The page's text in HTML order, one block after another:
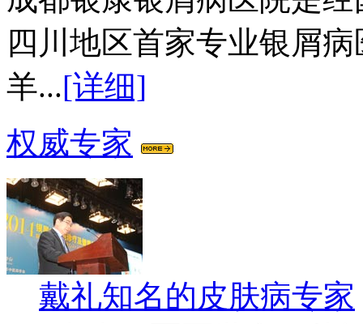
四川地区首家专业银屑
羊...[详细]
权威专家
戴礼知名的皮肤病专家